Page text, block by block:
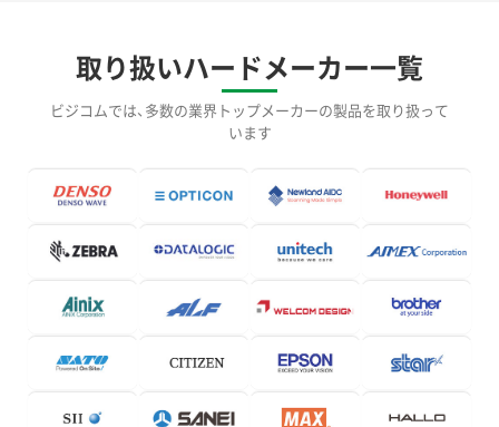
取り扱いハードメーカー一覧
ビジコムでは、多数の業界トップメーカーの製品を取り扱って
います